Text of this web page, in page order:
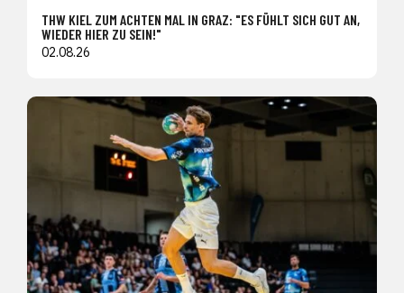
THW KIEL ZUM ACHTEN MAL IN GRAZ: "ES FÜHLT SICH GUT AN,
WIEDER HIER ZU SEIN!"
02.08.26